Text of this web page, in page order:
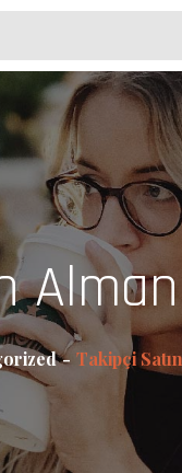
Takipçi